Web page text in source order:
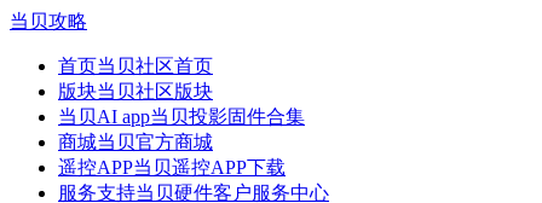
当贝攻略
首页当贝社区首页
版块当贝社区版块
当贝AI app当贝投影固件合集
商城当贝官方商城
遥控APP当贝遥控APP下载
服务支持当贝硬件客户服务中心